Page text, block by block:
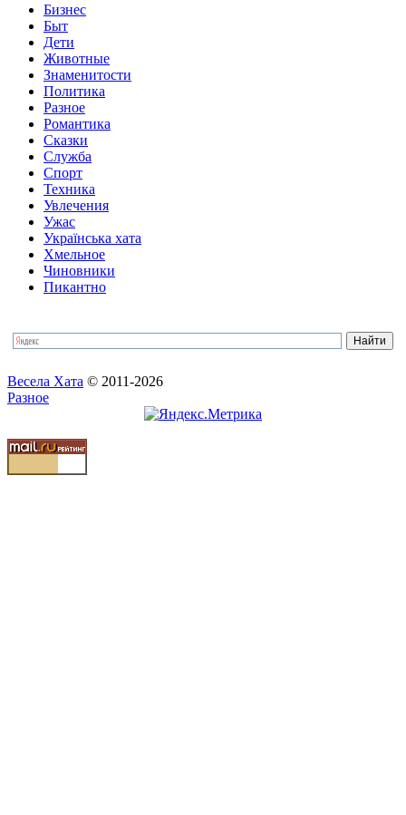
Бизнес
Быт
Дети
Животные
Знаменитости
Политика
Разное
Романтика
Сказки
Служба
Спорт
Техника
Увлечения
Ужас
Українська хата
Хмельное
Чиновники
Пикантно
Весела Хата © 2011-2026
Разное